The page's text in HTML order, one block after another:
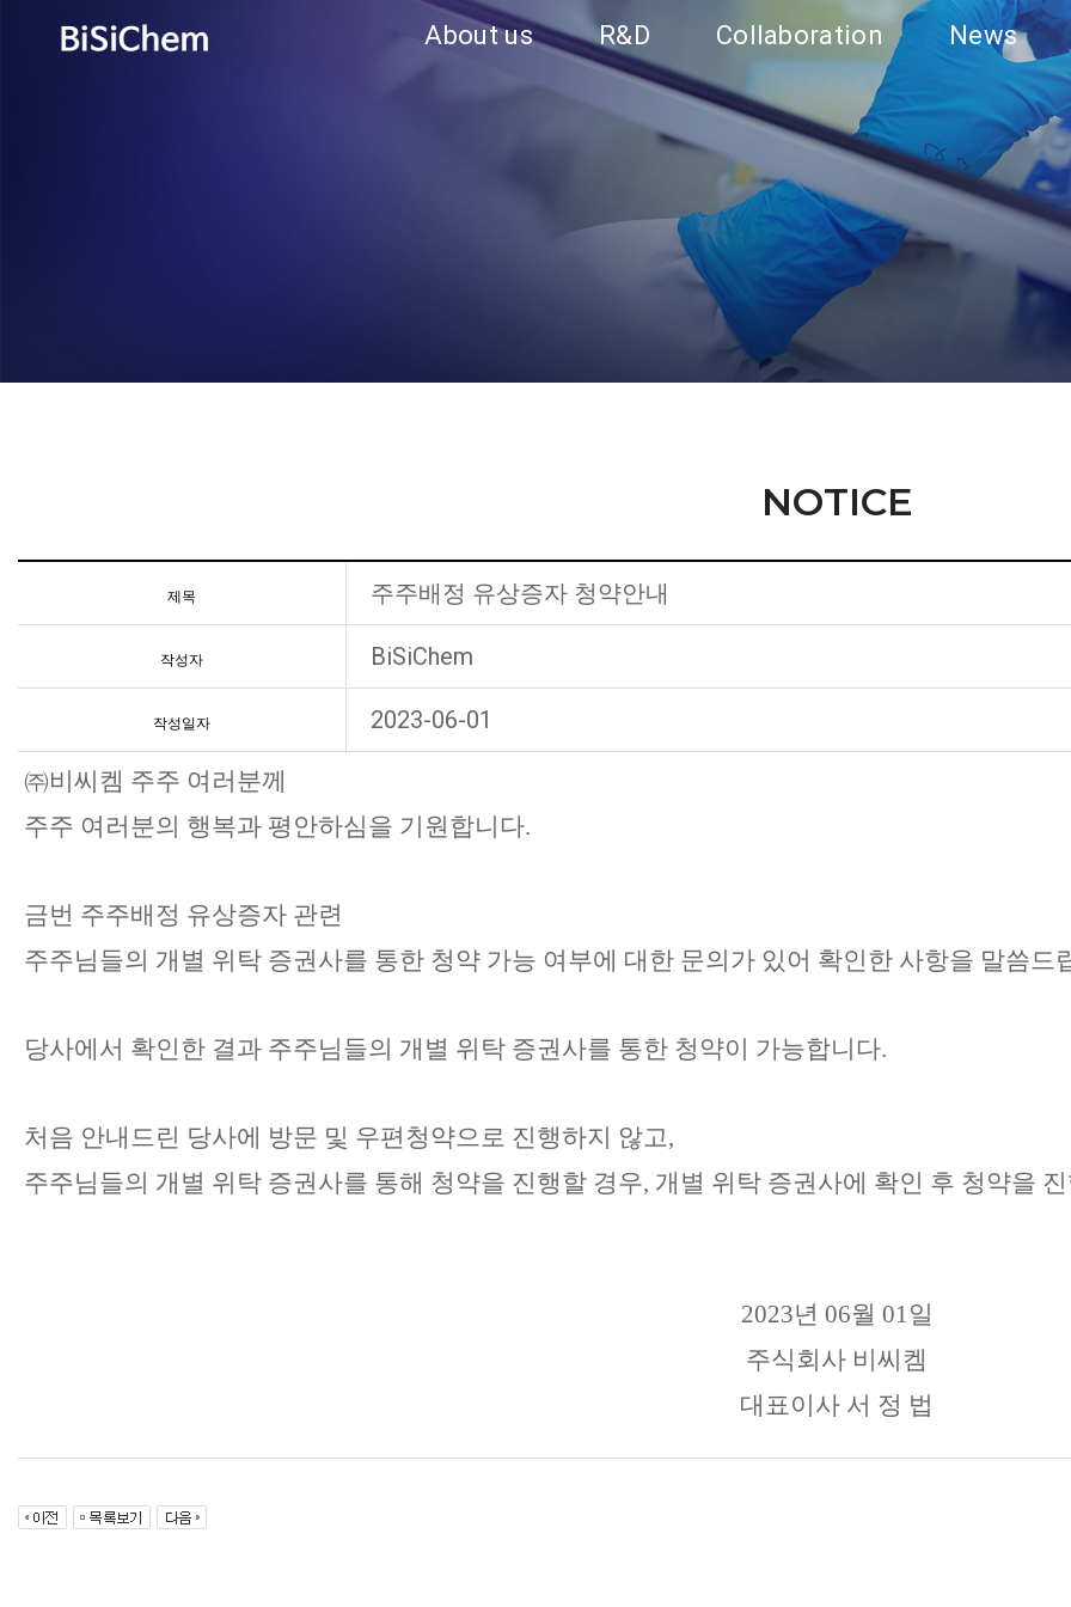
About us R&D Collaboration News
NOTICE
제목 주주배정 유상증자 청약안내
작성자 BiSiChem
작성일자 2023-06-01
㈜비씨켐 주주 여러분께
주주 여러분의 행복과 평안하심을 기원합니다.
금번 주주배정 유상증자 관련
주주님들의 개별 위탁 증권사를 통한 청약 가능 여부에 대한 문의가 있어 확인한 사항을 말씀드
당사에서 확인한 결과 주주님들의 개별 위탁 증권사를 통한 청약이 가능합니다.
처음 안내드린 당사에 방문 및 우편청약으로 진행하지 않고,
주주님들의 개별 위탁 증권사를 통해 청약을 진행할 경우, 개별 위탁 증권사에 확인 후 청약을
2023년 06월 01일
주식회사 비씨켐
대표이사 서 정 법